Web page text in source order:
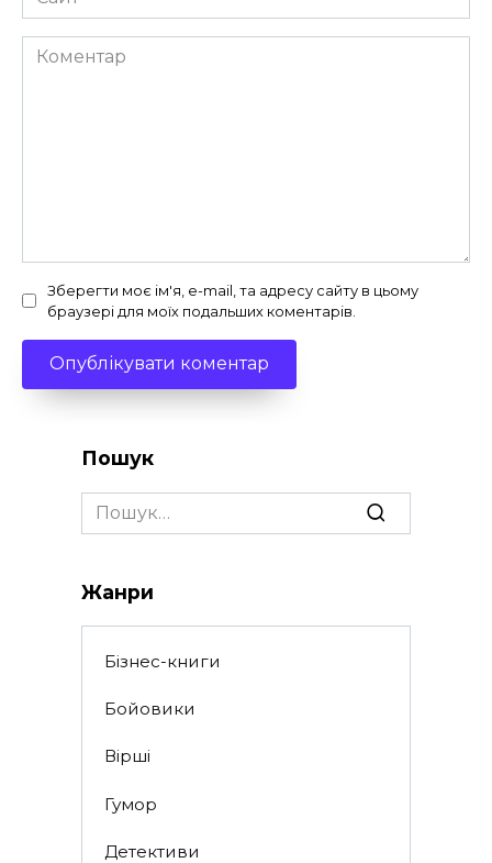
Коментар
Зберегти моє ім'я, e-mail, та адресу сайту в цьому
браузері для моїх подальших коментарів.
Пошук
Search
for:
Жанри
Бізнес-книги
Бойовики
Вірші
Гумор
Детективи